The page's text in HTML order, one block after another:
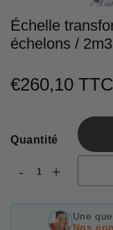
Échelle
échelons /
€260,10 TTC
Quantité
- +
Une
Nos